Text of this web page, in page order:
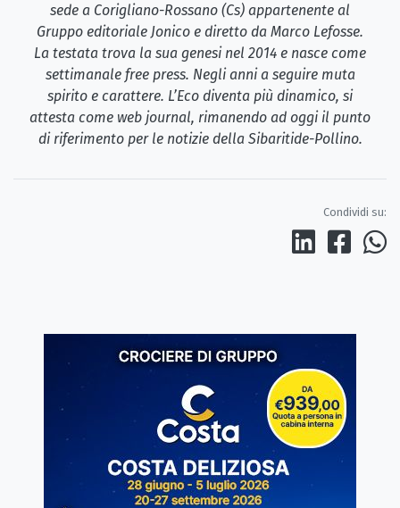
sede a Corigliano-Rossano (Cs) appartenente al
Gruppo editoriale Jonico e diretto da Marco Lefosse.
La testata trova la sua genesi nel 2014 e nasce come
settimanale free press. Negli anni a seguire muta
spirito e carattere. L’Eco diventa più dinamico, si
attesta come web journal, rimanendo ad oggi il punto
di riferimento per le notizie della Sibaritide-Pollino.
Condividi su: